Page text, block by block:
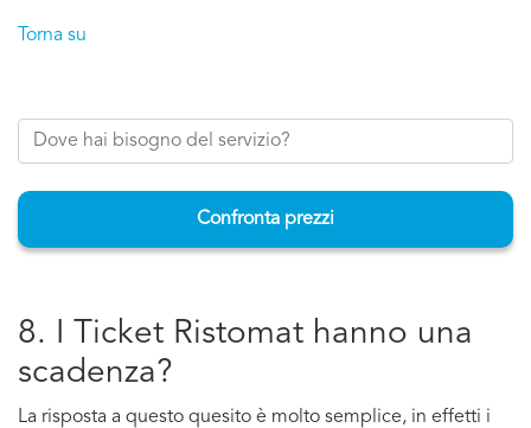
Torna su
Confronta prezzi
8. I Ticket Ristomat hanno una
scadenza?
La risposta a questo quesito è molto semplice, in effetti i